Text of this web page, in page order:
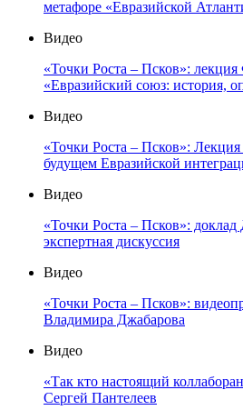
метафоре «Евразийской
Видео
«Точки Роста – Псков»:
«Евразийский союз: история,
Видео
«Точки Роста – Псков»:
будущем Евразийской
Видео
«Точки Роста – Псков»:
экспертная дискуссия
Видео
«Точки Роста – Псков»:
Владимира Джабарова
Видео
«Так кто настоящий
Сергей Пантелеев